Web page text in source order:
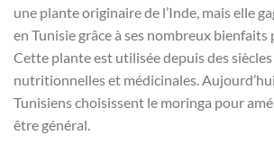
une plante originaire de l’Inde, mais elle
en Tunisie grâce à ses nombreux bienfaits
Cette plante est utilisée depuis des
nutritionnelles et médicinales.
Tunisiens choisissent le moringa pour
être général.